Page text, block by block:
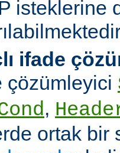
isteklerine
ifade
çözümleyici
,
ortak bir